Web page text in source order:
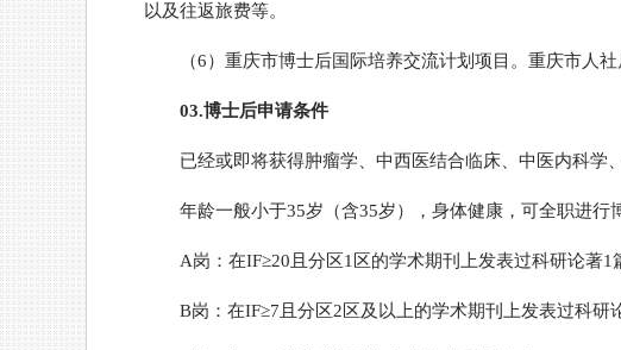
以及往返旅费等。
（6）重庆市博士后国际培养交流计划项目。重庆市人社
03.博士后申请条件
已经或即将获得肿瘤学、中西医结合临床、中医内科学
年龄一般小于35岁（含35岁），身体健康，可全职进行
A岗：在IF≥20且分区1区的学术期刊上发表过科研论著
B岗：在IF≥7且分区2区及以上的学术期刊上发表过科研